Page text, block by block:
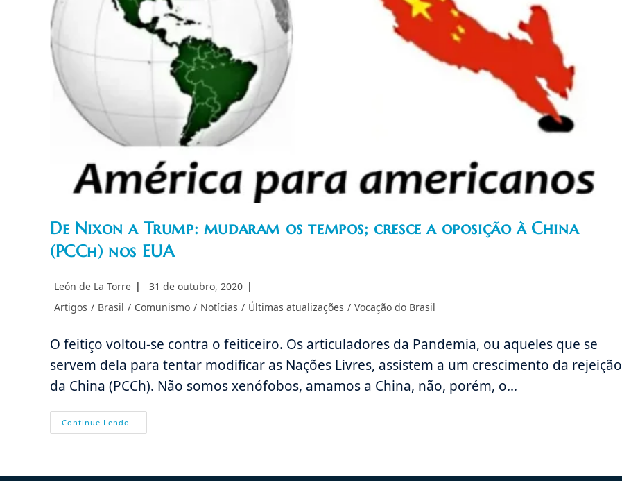
De Nixon a Trump: mudaram os tempos; cresce a oposição à China
(PCCh) nos EUA
Autor
post:
León de La Torre
Post
31 de outubro, 2020
Categoria
Artigos / Brasil / Comunismo / Notícias / Últimas atualizações / Vocação do Brasil
O feitiço voltou-se contra o feiticeiro. Os articuladores da Pandemia, ou aqueles que se
servem dela para tentar modificar as Nações Livres, assistem a um crescimento da rejeição
da China (PCCh). Não somos xenófobos, amamos a China, não, porém, o…
Continue Lendo
Nixon
Trump: